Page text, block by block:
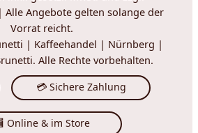
Alle Angebote gelten solange der
Vorrat reicht.
| Kaffeehandel | Nürnberg |
Alle Rechte vorbehalten.
💳 Sichere Zahlung
Online & im Store